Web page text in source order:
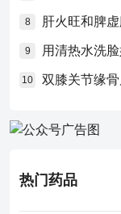
8 肝火旺和脾
9 用清热水洗
10 双膝关节缘
热门药品